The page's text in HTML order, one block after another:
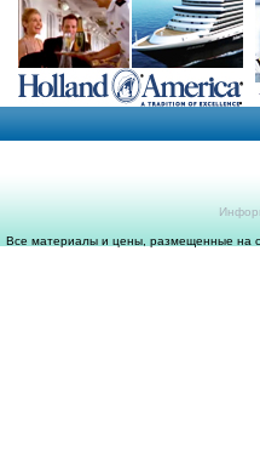
Все материалы и цены, размещенные на